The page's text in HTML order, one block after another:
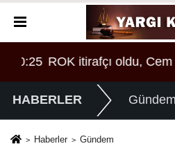
verdi!20:25 ROK itirafçı oldu,
HABERLER Gündem
Haberler Gündem